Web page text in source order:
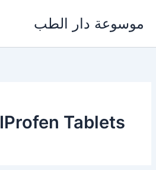
المحتوى
موسوعة دار الطب
IProfen Tablets